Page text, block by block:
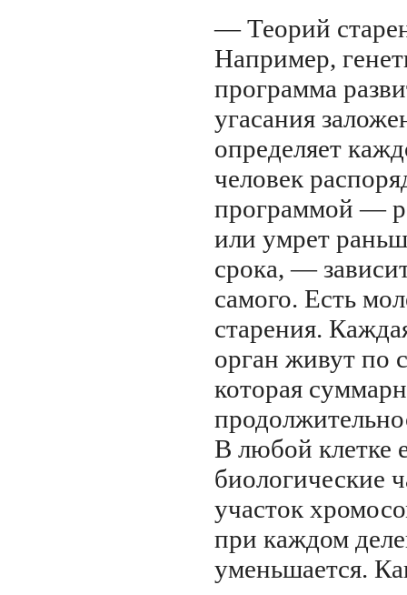
— Теорий
Например,
программа
угасания
определяет
человек
программой —
или умрет
срока, —
самого. Есть
старения.
орган живут по
которая
В любой клетке
биологические
участок
при каждом
уменьшается.